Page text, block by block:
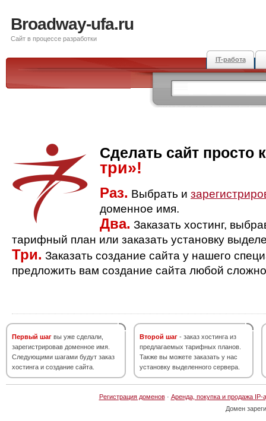
Broadway-ufa.ru
Сайт в процессе разработки
IT-работа
Сделать сайт просто
три»!
Раз. Выбрать и
доменное имя.
Два. Заказать хостинг,
тарифный план или заказать установку
Три. Заказать создание сайта у нашего
предложить вам создание сайта любой
Первый шаг вы уже сделали,
зарегистрировав доменное имя.
Следующими шагами будут заказ
хостинга и создание сайта.
Второй шаг - заказ хостинга из
предлагаемых тарифных планов.
Также вы можете заказать у нас
установку выделенного сервера.
Регистрация доменов· Аренда, покупка и продажа IP-
Домен